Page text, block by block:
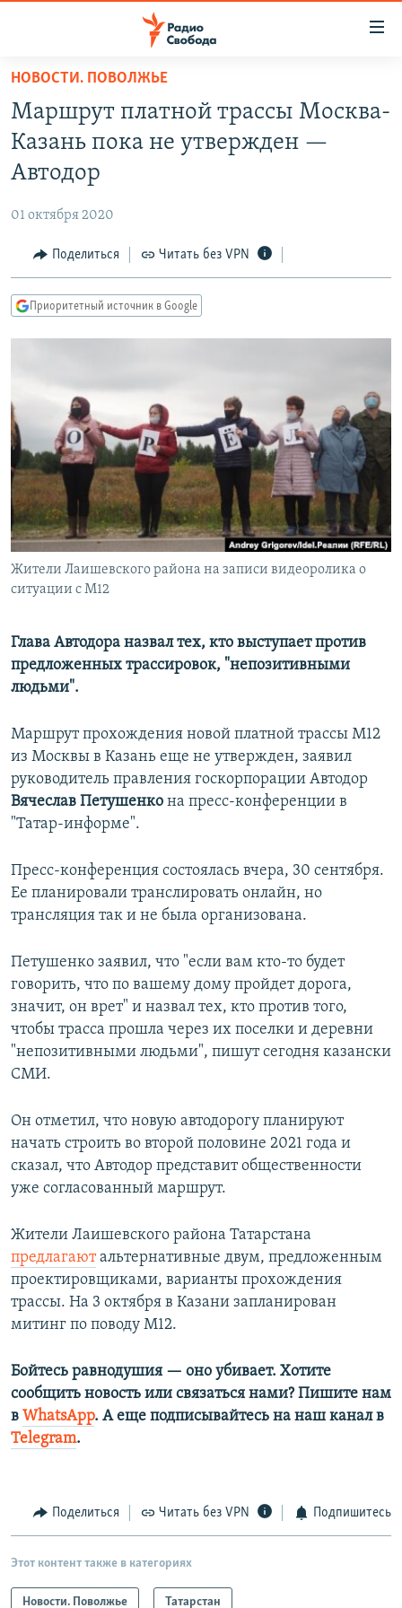
упрощенного
доступа
Вернуться
основному
Вернутся
Вернутся
ПОДКАСТЫ
АВТОРСКИЕ ПРОЕКТЫ
МНЕНИЯ
КУЛЬТУРА
КАВКАЗ.РЕАЛИИ
СИБИРЬ.РЕАЛИИ
РАСПИСАНИЕ ВЕЩАНИЯ
ПОДПИШИТЕСЬ НА РАССЫЛКУ
СОЦИАЛЬНЫЕ СЕТИ
НОВОСТИ. ПОВОЛЖЬЕ
Маршрут платной трассы Москва-
Казань пока не утвержден —
Автодор
01 октября 2020
Поделиться Читать без VPN
Приоритетный источник в Google
Жители Лаишевского района на записи видеоролика о
ситуации с М12
Глава Автодора назвал тех, кто выступает против
предложенных трассировок, "непозитивными
людьми".
Маршрут прохождения новой платной трассы М12
из Москвы в Казань еще не утвержден, заявил
руководитель правления госкорпорации Автодор
Вячеслав Петушенко на пресс-конференции в
"Татар-информе".
Пресс-конференция состоялась вчера, 30 сентября.
Ее планировали транслировать онлайн, но
трансляция так и не была организована.
Петушенко заявил, что "если вам кто-то будет
говорить, что по вашему дому пройдет дорога,
значит, он врет" и назвал тех, кто против того,
чтобы трасса прошла через их поселки и деревни
"непозитивными людьми", пишут сегодня казански
СМИ.
Он отметил, что новую автодорогу планируют
начать строить во второй половине 2021 года и
сказал, что Автодор представит общественности
уже согласованный маршрут.
Жители Лаишевского района Татарстана
предлагаютальтернативные двум, предложенным
проектировщиками, варианты прохождения
трассы. На 3 октября в Казани запланирован
митинг по поводу М12.
Бойтесь равнодушия — оно убивает. Хотите
сообщить новость или связаться нами? Пишите нам
в WhatsApp. А еще подписывайтесь на наш канал в
Telegram.
Поделиться Читать без VPN Подпишитесь
Этот контент также в категориях
Новости. Поволжье Татарстан